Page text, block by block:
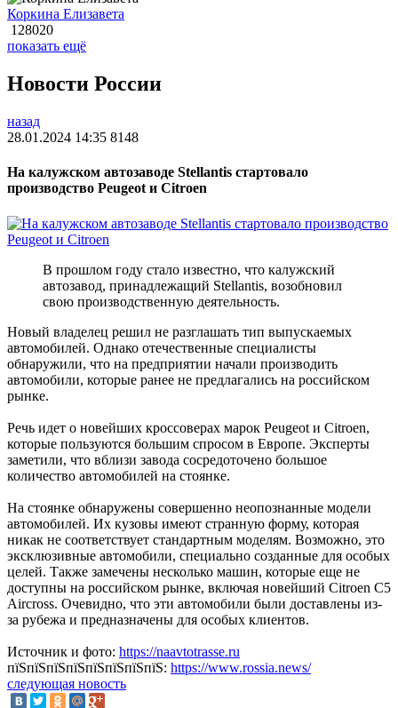
Коркина Елизавета
128020
показать ещё
Новости России
назад
28.01.2024 14:35 8148
На калужском автозаводе Stellantis стартовало
производство Peugeot и Citroen
В прошлом году стало известно, что калужский
автозавод, принадлежащий Stellantis, возобновил
свою производственную деятельность.
Новый владелец решил не разглашать тип выпускаемых
автомобилей. Однако отечественные специалисты
обнаружили, что на предприятии начали производить
автомобили, которые ранее не предлагались на российском
рынке.
Речь идет о новейших кроссоверах марок Peugeot и Citroen,
которые пользуются большим спросом в Европе. Эксперты
заметили, что вблизи завода сосредоточено большое
количество автомобилей на стоянке.
На стоянке обнаружены совершенно неопознанные модели
автомобилей. Их кузовы имеют странную форму, которая
никак не соответствует стандартным моделям. Возможно, это
эксклюзивные автомобили, специально созданные для особых
целей. Также замечены несколько машин, которые еще не
доступны на российском рынке, включая новейший Citroen C5
Aircross. Очевидно, что эти автомобили были доставлены из-
за рубежа и предназначены для особых клиентов.
Источник и фото: https://naavtotrasse.ru
пїЅпїЅпїЅпїЅпїЅпїЅпїЅпїЅ: https://www.rossia.news/
следующая новость